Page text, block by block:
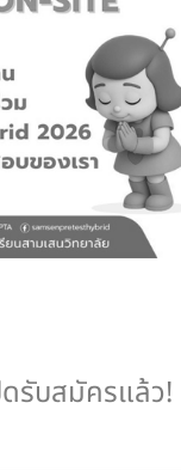
รับสมัครแล้ว!